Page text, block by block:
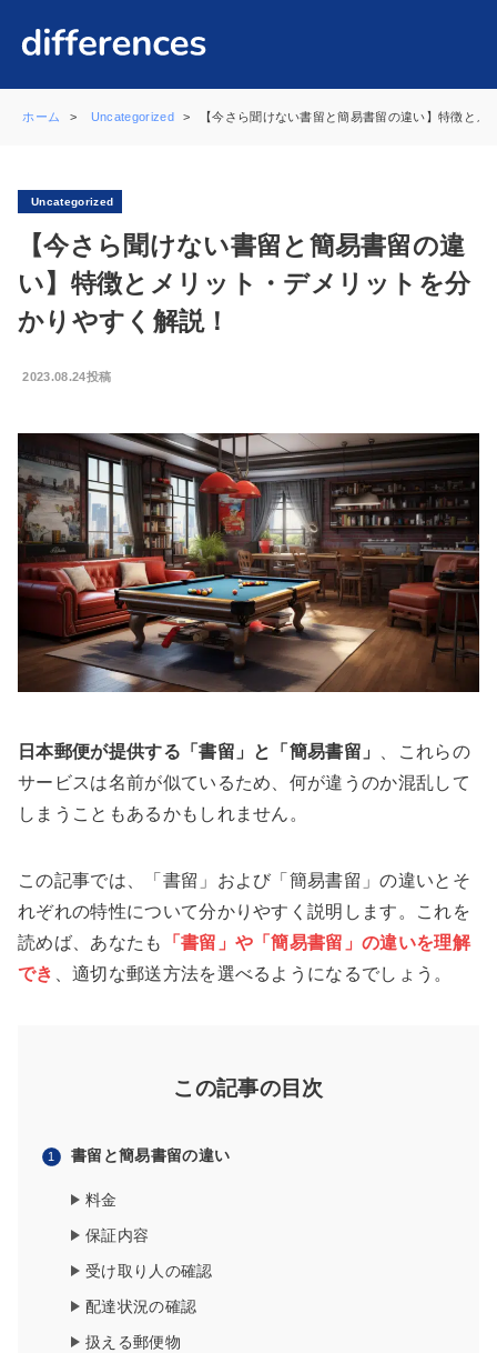
ホーム Uncategorized 【今さら聞けない書留と簡易書留の違い】特徴と
Uncategorized
【今さら聞けない書留と簡易書留の違
い】特徴とメリット・デメリットを分
かりやすく解説！
2023.08.24投稿
日本郵便が提供する「書留」と「簡易書留」
、これらの
サービスは名前が似ているため、何が違うのか混乱して
しまうこともあるかもしれません。
この記事では、「書留」および「簡易書留」の違いとそ
れぞれの特性について分かりやすく説明します。これを
読めば、あなたも
「書留」や「簡易書留」の違いを理解
でき
、適切な郵送方法を選べるようになるでしょう。
この記事の目次
書留と簡易書留の違い
料金
保証内容
受け取り人の確認
配達状況の確認
扱える郵便物